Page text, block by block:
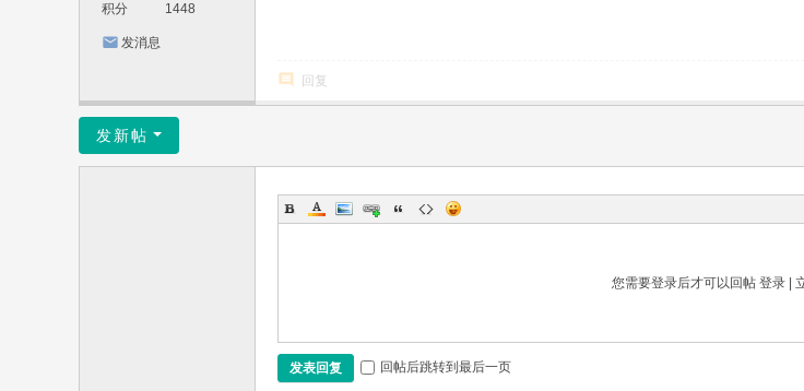
积分 1448
发消息
回复
发新帖
您需要登录后才可以回帖 登录|
发表回复 回帖后跳转到最后一页